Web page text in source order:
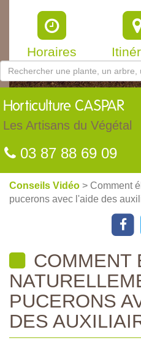
Horaires
Horticulture CASPAR
Les Artisans du Végétal
03 87 88 69 09
Conseils Vidéo > Comment
pucerons avec l'aide des
COMMENT
PUCERONS
DES